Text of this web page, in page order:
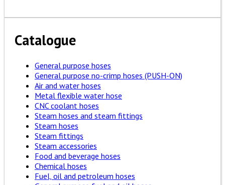
Catalogue
General purpose hoses
General purpose no-crimp hoses (PUSH-ON)
Air and water hoses
Metal flexible water hose
CNC coolant hoses
Steam hoses and steam fittings
Steam hoses
Steam fittings
Steam accessories
Food and beverage hoses
Chemical hoses
Fuel, oil and petroleum hoses